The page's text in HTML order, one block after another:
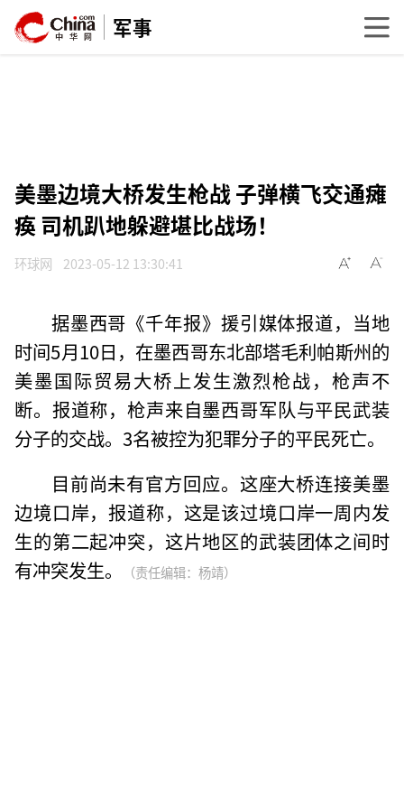
军事
美墨边境大桥发生枪战 子弹横飞交通瘫
痪 司机趴地躲避堪比战场！
环球网 2023-05-12 13:30:41
据墨西哥《千年报》援引媒体报道，当地
时间5月10日，在墨西哥东北部塔毛利帕斯州的
美墨国际贸易大桥上发生激烈枪战，枪声不
断。报道称，枪声来自墨西哥军队与平民武装
分子的交战。3名被控为犯罪分子的平民死亡。
目前尚未有官方回应。这座大桥连接美墨
边境口岸，报道称，这是该过境口岸一周内发
生的第二起冲突，这片地区的武装团体之间时
有冲突发生。
（责任编辑：杨靖）